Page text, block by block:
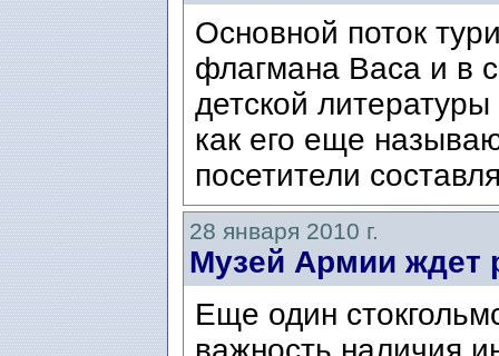
Основной поток
флагмана Васа и в
детской
как его еще
посетители
28 января 2010 г.
Музей Армии ждет
Еще один